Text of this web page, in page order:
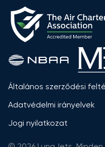
Általános szerződési
Adatvédelmi irányelvek
Jogi nyilatkozat